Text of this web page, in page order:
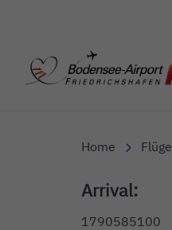
Home Flüge
Arrival:
1790585100